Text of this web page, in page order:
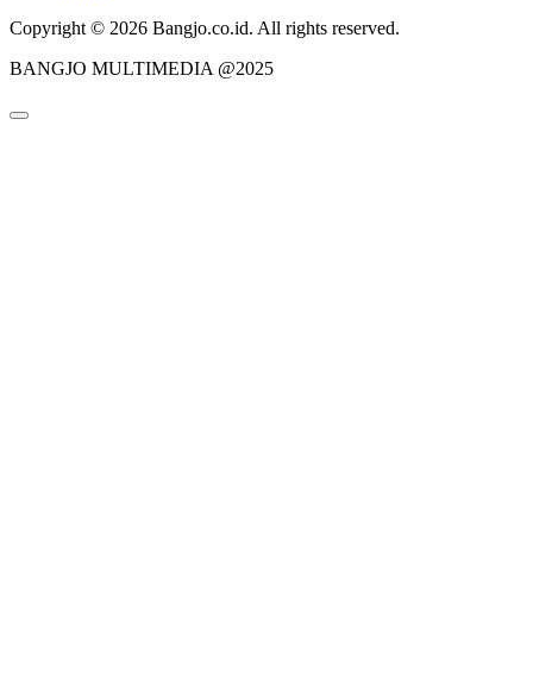
Copyright © 2026 Bangjo.co.id. All rights reserved.
BANGJO MULTIMEDIA @2025